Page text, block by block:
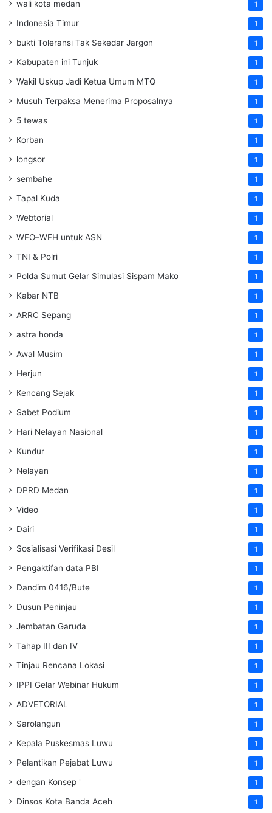
wali kota medan 1
Indonesia Timur 1
bukti Toleransi Tak Sekedar Jargon 1
Kabupaten ini Tunjuk 1
Wakil Uskup Jadi Ketua Umum MTQ 1
Musuh Terpaksa Menerima Proposalnya 1
5 tewas 1
Korban 1
longsor 1
sembahe 1
Tapal Kuda 1
Webtorial 1
WFO–WFH untuk ASN 1
TNI & Polri 1
Polda Sumut Gelar Simulasi Sispam Mako 1
Kabar NTB 1
ARRC Sepang 1
astra honda 1
Awal Musim 1
Herjun 1
Kencang Sejak 1
Sabet Podium 1
Hari Nelayan Nasional 1
Kundur 1
Nelayan 1
DPRD Medan 1
Video 1
Dairi 1
Sosialisasi Verifikasi Desil 1
Pengaktifan data PBI 1
Dandim 0416/Bute 1
Dusun Peninjau 1
Jembatan Garuda 1
Tahap III dan IV 1
Tinjau Rencana Lokasi 1
IPPI Gelar Webinar Hukum 1
ADVETORIAL 1
Sarolangun 1
Kepala Puskesmas Luwu 1
Pelantikan Pejabat Luwu 1
dengan Konsep ' 1
Dinsos Kota Banda Aceh 1